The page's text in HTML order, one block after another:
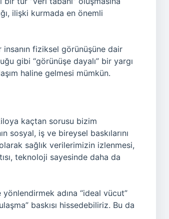
ilişki kurmada en önemli
fiziksel görünüşüne dair
gibi “görünüşe dayalı” bir yargı
haline gelmesi mümkün.
kaçtan sorusu bizim
sosyal, iş ve bireysel baskılarını
sağlık verilerimizin izlenmesi,
teknoloji sayesinde daha da
adına “ideal vücut”
baskısı hissedebiliriz. Bu da